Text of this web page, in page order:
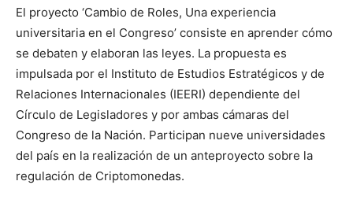
El proyecto ‘Cambio de Roles, Una experiencia
universitaria en el Congreso’ consiste en aprender cómo
se debaten y elaboran las leyes. La propuesta es
impulsada por el Instituto de Estudios Estratégicos y de
Relaciones Internacionales (IEERI) dependiente del
Círculo de Legisladores y por ambas cámaras del
Congreso de la Nación. Participan nueve universidades
del país en la realización de un anteproyecto sobre la
regulación de Criptomonedas.